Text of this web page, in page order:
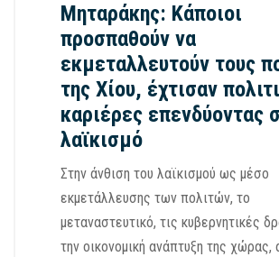
Μηταράκης: Κάποιοι
προσπαθούν να
εκμεταλλευτούν τους
της Χίου, έχτισαν
καριέρες επενδύοντας
λαϊκισμό
Στην άνθιση του λαϊκισμού ως μέσο
εκμετάλλευσης των πολιτών, το
μεταναστευτικό, τις κυβερνητικές
την οικονομική ανάπτυξη της χώρας,